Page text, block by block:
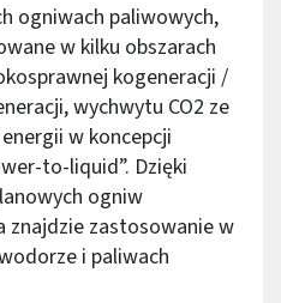
ogniwach paliwowych,
w kilku obszarach
kogeneracji /
wychwytu CO2 ze
w koncepcji
to-liquid”. Dzięki
ogniw
znajdzie zastosowanie w
i paliwach